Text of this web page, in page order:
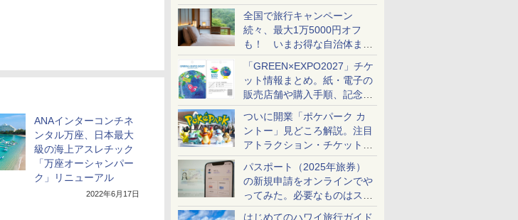
ど大型イベント目白押し！
全国で旅行キャンペーン
続々、最大1万5000円オフ
も！ いまお得な自治体まと
め
「GREEN×EXPO2027」チケ
ット情報まとめ。紙・電子の
販売店舗や購入手順、記念チ
ケットも解説
ついに開業「ポケパーク カ
ントー」見どころ解説。注目
アトラクション・チケット手
配・来場前に必要な準備は？
パスポート（2025年旅券）
の新規申請をオンラインでや
ってみた。必要なものはスマ
ホとマイナカードのみ
はじめてのハワイ旅行ガイド
ANAインターコンチネ
ンタル万座、日本最大
級の海上アスレチック
「万座オーシャンパー
ク」リニューアル
2022年6月17日